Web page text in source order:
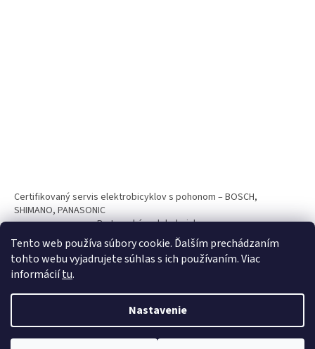
Tento web používa súbory cookie. Ďalším prechádzaním
tohto webu vyjadrujete súhlas s ich používaním. Viac
informáciítu.
Nastavenie
Certifikovaný servis elektrobicyklov s pohonom – BOSCH,
SHIMANO, PANASONIC
Partnerský web hokejshop.eu
Vytvoril Shoptet